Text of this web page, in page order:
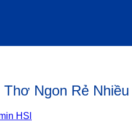
Ngon Rẻ Nhiều
HSl